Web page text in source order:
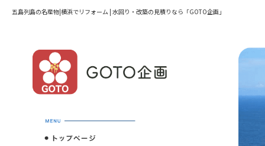
五島列島の名産物|横浜でリフォーム | 水回り・改築の見積りなら「GOTO企画」